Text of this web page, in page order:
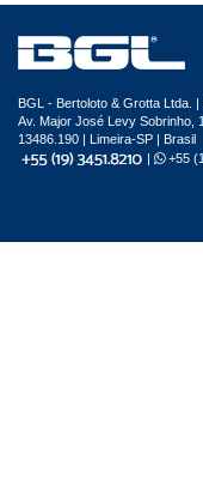
BGL - Bertoloto & Grotta Ltda. |
Av. Major José Levy Sobrinho,
13486.190 | Limeira-SP | Brasil
|
+55